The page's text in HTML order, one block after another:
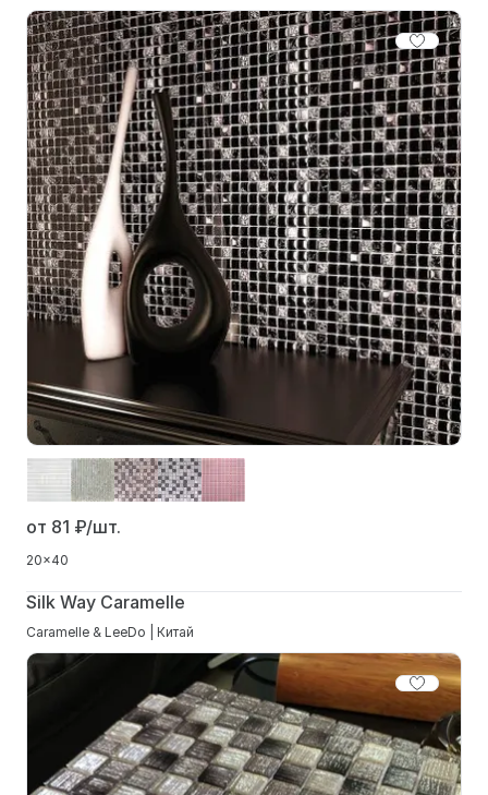
от 81 ₽/шт.
20x40
Silk Way Caramelle
Caramelle & LeeDo | Китай